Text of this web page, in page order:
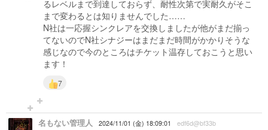
るレベルまで到達しておらず、耐性次第で実耐久がそこ
まで変わるとは知りませんでした……
N社は一応握シンクレアを交換しましたが他がまだ揃っ
てないのでN社シナジーはまだまだ時間がかかりそうな
感じなので今のところはチケット温存しておこうと思い
ます！
7
名もない管理人 2024/11/01 (金) 18:09:01 edf6d@bf33b